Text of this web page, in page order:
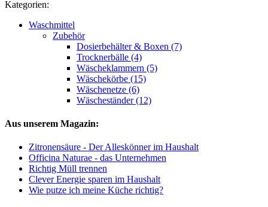
Kategorien:
Waschmittel
Zubehör
Dosierbehälter & Boxen (7)
Trocknerbälle (4)
Wäscheklammern (5)
Wäschekörbe (15)
Wäschenetze (6)
Wäscheständer (12)
Aus unserem Magazin:
Zitronensäure - Der Alleskönner im Haushalt
Officina Naturae - das Unternehmen
Richtig Müll trennen
Clever Energie sparen im Haushalt
Wie putze ich meine Küche richtig?